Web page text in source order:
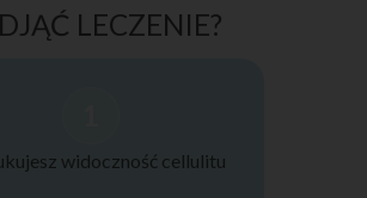
LECZENIE?
widoczność cellulitu